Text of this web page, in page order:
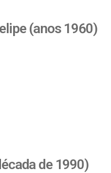
(anos 1960)
de 1990)